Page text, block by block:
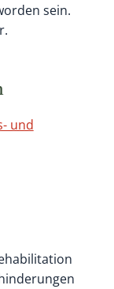
sein.
und